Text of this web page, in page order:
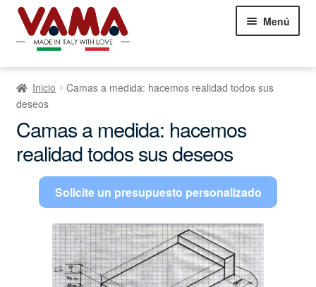
Saltar
navegación
Ir
al
contenido
Menú
Sofás Chesterfield
Camas
Sillones
Showroom Milán NEW
Comentarios de los clientes
Contáctanos
Inicio
Camas a medida: hacemos realidad todos sus
deseos
Camas a medida: hacemos
realidad todos sus deseos
Solicite un presupuesto personalizado